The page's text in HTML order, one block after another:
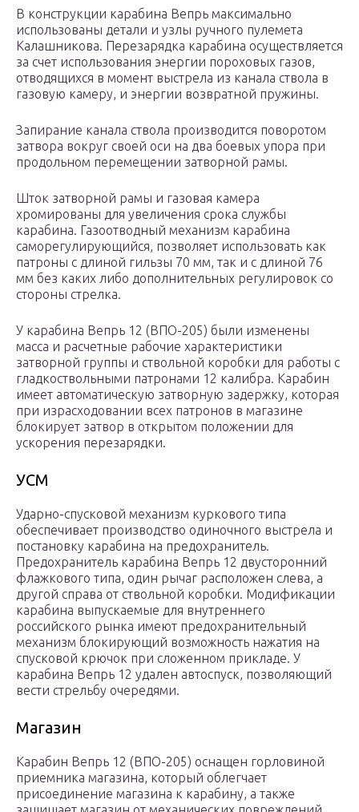
В конструкции карабина Вепрь максимально
использованы детали и узлы ручного пулемета
Калашникова. Перезарядка карабина осуществляется
за счет использования энергии пороховых газов,
отводящихся в момент выстрела из канала ствола в
газовую камеру, и энергии возвратной пружины.
Запирание канала ствола производится поворотом
затвора вокруг своей оси на два боевых упора при
продольном перемещении затворной рамы.
Шток затворной рамы и газовая камера
хромированы для увеличения срока службы
карабина. Газоотводный механизм карабина
саморегулирующийся, позволяет использовать как
патроны с длиной гильзы 70 мм, так и с длиной 76
мм без каких либо дополнительных регулировок со
стороны стрелка.
У карабина Вепрь 12 (ВПО-205) были изменены
масса и расчетные рабочие характеристики
затворной группы и ствольной коробки для работы с
гладкоствольными патронами 12 калибра. Карабин
имеет автоматическую затворную задержку, которая
при израсходовании всех патронов в магазине
блокирует затвор в открытом положении для
ускорения перезарядки.
УСМ
Ударно-спусковой механизм куркового типа
обеспечивает производство одиночного выстрела и
постановку карабина на предохранитель.
Предохранитель карабина Вепрь 12 двусторонний
флажкового типа, один рычаг расположен слева, а
другой справа от ствольной коробки. Модификации
карабина выпускаемые для внутреннего
российского рынка имеют предохранительный
механизм блокирующий возможность нажатия на
спусковой крючок при сложенном прикладе. У
карабина Вепрь 12 удален автоспуск, позволяющий
вести стрельбу очередями.
Магазин
Карабин Вепрь 12 (ВПО-205) оснащен горловиной
приемника магазина, который облегчает
присоединение магазина к карабину, а также